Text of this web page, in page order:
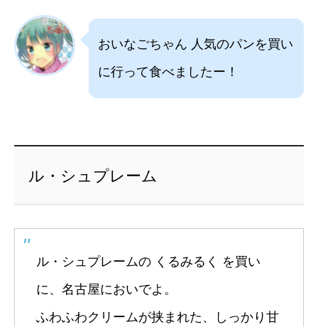
おいなごちゃん 人気のパンを買い
に行って食べましたー！
ル・シュプレーム
ル・シュプレームの くるみるく を買い
に、名古屋においでよ。
ふわふわクリームが挟まれた、しっかり甘